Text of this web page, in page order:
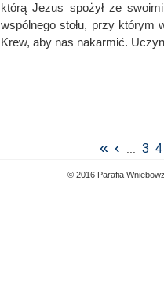
którą Jezus spożył ze
wspólnego stołu, przy którym
Krew, aby nas nakarmić.
« ‹ ... 3 4
© 2016 Parafia